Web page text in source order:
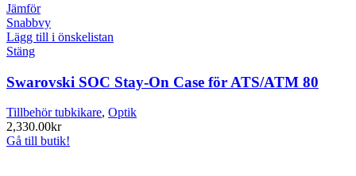
Jämför
Snabbvy
Lägg till i önskelistan
Stäng
Swarovski SOC Stay-On Case för ATS/ATM 80
Tillbehör tubkikare, Optik
2,330.00kr
Gå till butik!